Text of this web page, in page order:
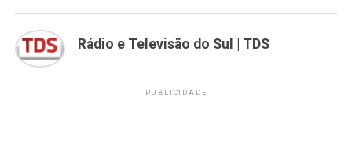
Rádio e Televisão do Sul | TDS
PUBLICIDADE